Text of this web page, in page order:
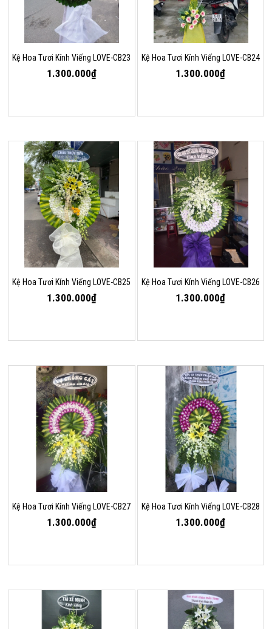
Kệ Hoa Tươi Kính Viếng LOVE-CB23
1.300.000₫
Kệ Hoa Tươi Kính Viếng LOVE-CB24
1.300.000₫
Kệ Hoa Tươi Kính Viếng LOVE-CB25
1.300.000₫
Kệ Hoa Tươi Kính Viếng LOVE-CB26
1.300.000₫
Kệ Hoa Tươi Kính Viếng LOVE-CB27
1.300.000₫
Kệ Hoa Tươi Kính Viếng LOVE-CB28
1.300.000₫